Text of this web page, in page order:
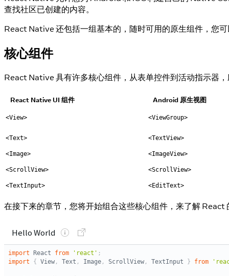
查找社区已创建的内容。
React Native 还包括一组基本的，随时可用的原生组件，您
核心组件
React Native 具有许多核心组件，从表单控件到活动指示器
React Native UI 组件 Android 原生视图
<View> <ViewGroup>
<Text> <TextView>
<Image> <ImageView>
<ScrollView> <ScrollView>
<TextInput> <EditText>
在接下来的章节，您将开始组合这些核心组件，来了解 React